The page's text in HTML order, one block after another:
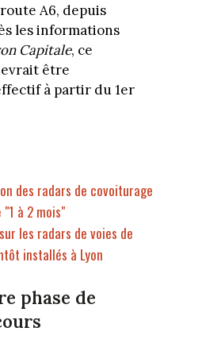
A6, depuis
les informations
Capitale, ce
être
à partir du 1er
des radars de covoiturage
à 2 mois"
les radars de voies de
installés à Lyon
phase de